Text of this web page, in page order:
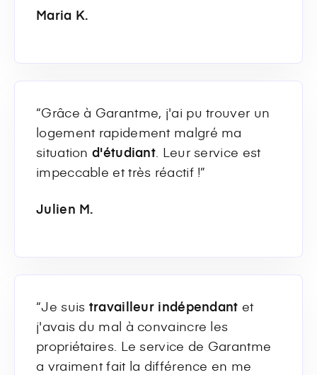
Maria K.
“Grâce à Garantme, j'ai pu trouver un
logement rapidement malgré ma
situation d'étudiant . Leur service est
impeccable et très réactif !”
Julien M.
“Je suis travailleur indépendant et
j'avais du mal à convaincre les
propriétaires. Le service de Garantme
a vraiment fait la différence en me